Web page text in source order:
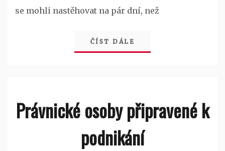
se mohli nastěhovat na pár dní, než
ČÍST DÁLE
Právnické osoby připravené k
podnikání